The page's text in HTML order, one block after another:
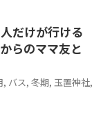
だけが行ける
らのママ友と
, バス, 冬期, 玉置神社,